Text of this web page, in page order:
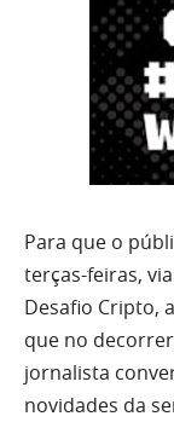
Para que o
terças-feiras,
Desafio Cripto,
que no
jornalista
novidades da